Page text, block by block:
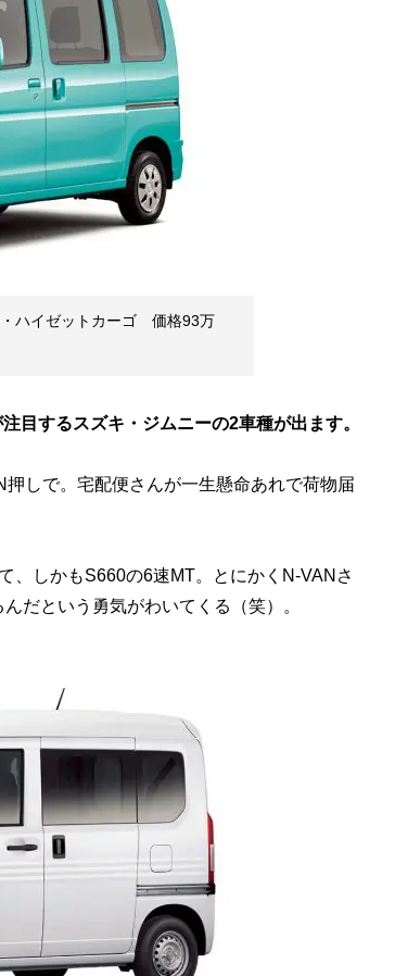
・ハイゼットカーゴ 価格93万
するスズキ・ジムニーの2車種が出ます。
しで。宅配便さんが一生懸命あれで荷物届
、しかもS660の6速MT。とにかくN-VANさ
だという勇気がわいてくる（笑）。